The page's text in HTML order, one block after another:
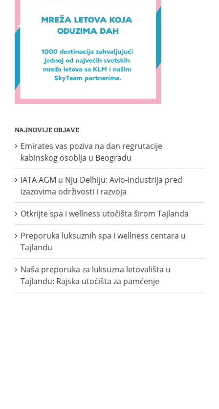
NAJNOVIJE OBJAVE
Emirates vas poziva na dan regrutacije
kabinskog osoblja u Beogradu
IATA AGM u Nju Delhiju: Avio-industrija pred
izazovima održivosti i razvoja
Otkrijte spa i wellness utočišta širom Tajlanda
Preporuka luksuznih spa i wellness centara u
Tajlandu
Naša preporuka za luksuzna letovališta u
Tajlandu: Rajska utočišta za pamćenje